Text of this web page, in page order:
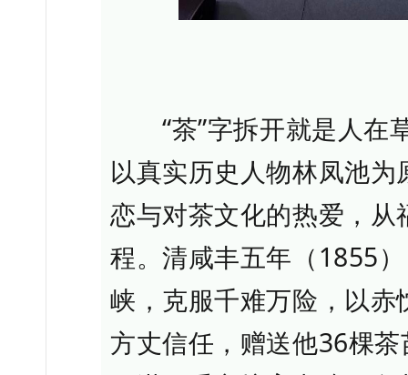
“茶”字拆开就是人在
以真实历史人物林凤池
恋与对茶文化的热爱，
程。清咸丰五年（1855
峡，克服千难万险，以赤
方丈信任，赠送他36棵